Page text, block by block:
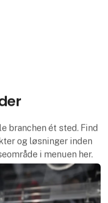
branchen ét sted. Find
og løsninger inden
i menuen her.